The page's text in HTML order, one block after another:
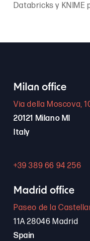
Databricks y KNIME
Milan office
Via della Moscova,
20121 Milano MI
Italy
+39 389 66 94 256
Madrid office
Paseo de la
11A 28046 Madrid
Spain